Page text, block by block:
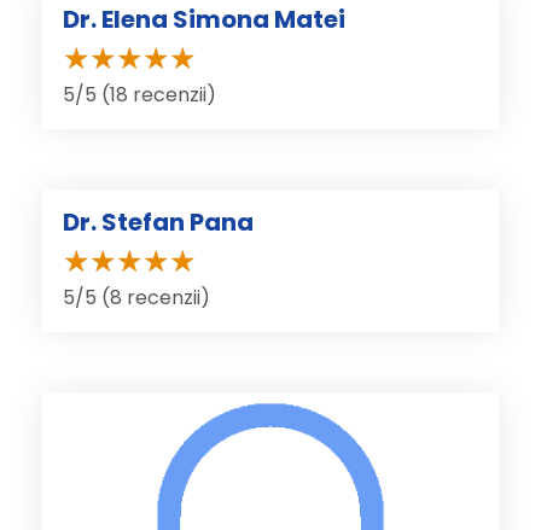
Dr. Elena Simona Matei
5/5 (18 recenzii)
Dr. Stefan Pana
5/5 (8 recenzii)